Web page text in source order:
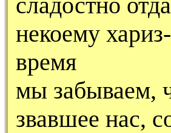
некоему
время
мы забываем,
звавшее нас,